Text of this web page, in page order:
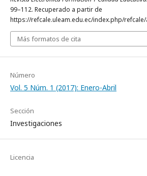
99–112. Recuperado a partir de
https://refcale.uleam.edu.ec/index.php/refcale/
Más formatos de cita
Número
Vol. 5 Núm. 1 (2017): Enero-Abril
Sección
Investigaciones
Licencia